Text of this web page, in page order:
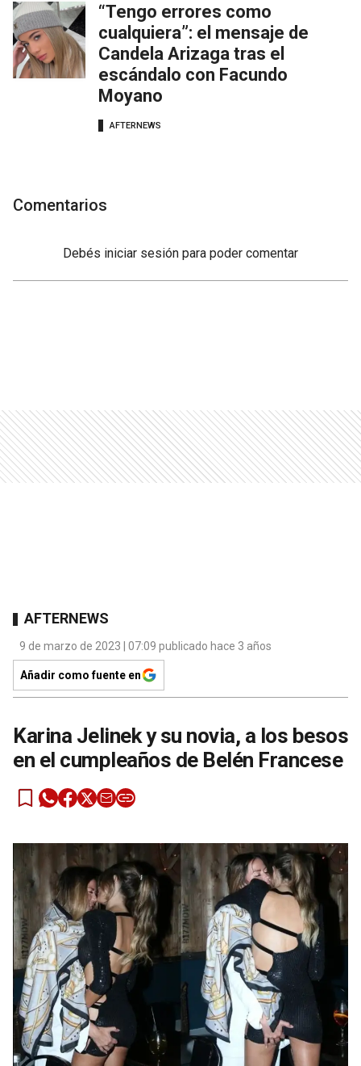
“Tengo errores como
cualquiera”: el mensaje de
Candela Arizaga tras el
escándalo con Facundo
Moyano
AFTERNEWS
Comentarios
Debés iniciar sesión para poder comentar
AFTERNEWS
9 de marzo de 2023 | 07:09 publicado hace 3 años
Añadir como fuente en
Karina Jelinek y su novia, a los besos
en el cumpleaños de Belén Francese